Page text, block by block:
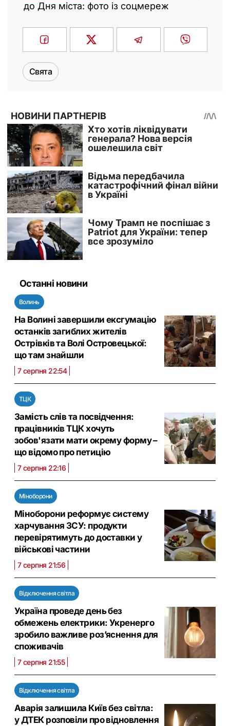
до Дня міста: фото із соцмереж
Свята
Останні новини
Волинь
На Волині завершили ексгумацію
останків загиблих жителів
Острівків та Волі Островецької:
що там знайшли
7 серпня 22:54
ТЦК
Замість слів та посвідчення:
працівників ТЦК хочуть
зобов'язати мати окрему форму –
що відомо про петицію
7 серпня 22:16
Міноборони
Міноборони реформує систему
харчування ЗСУ: продукти
перевірятимуть до доставки у
військові частини
7 серпня 21:56
Відключення світла
Україна проведе день без
обмежень електрики: Укренерго
зробило важливе роз’яснення для
споживачів
7 серпня 21:55
Відключення світла
Аварія залишила Київ без світла:
у ДТЕК розповіли про відновлення